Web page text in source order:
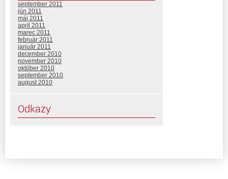
september 2011
jún 2011
máj 2011
apríl 2011
marec 2011
február 2011
január 2011
december 2010
november 2010
október 2010
september 2010
august 2010
Odkazy